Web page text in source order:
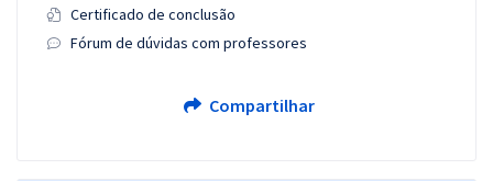
Certificado de conclusão
Fórum de dúvidas com professores
Compartilhar